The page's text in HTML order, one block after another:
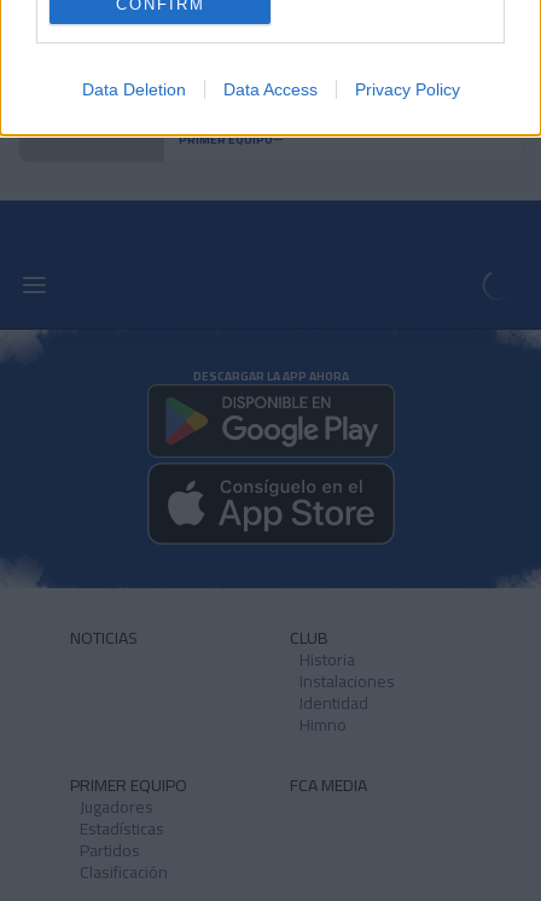
CONFIRM
Data Deletion Data Access Privacy Policy
PRIMER EQUIPO
Lautaro Spatz refuerza el eje de la
PRIMER EQUIPO
DESCARGAR LA APP AHORA
NOTICIAS CLUB
Historia
Instalaciones
Identidad
Himno
PRIMER EQUIPO
Jugadores
Estadísticas
Partidos
Clasificación
FCA MEDIA